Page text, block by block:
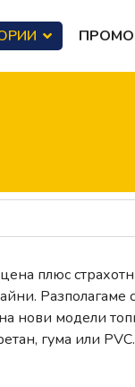
плюс
Разполагаме
нови модели
гума или PVC.